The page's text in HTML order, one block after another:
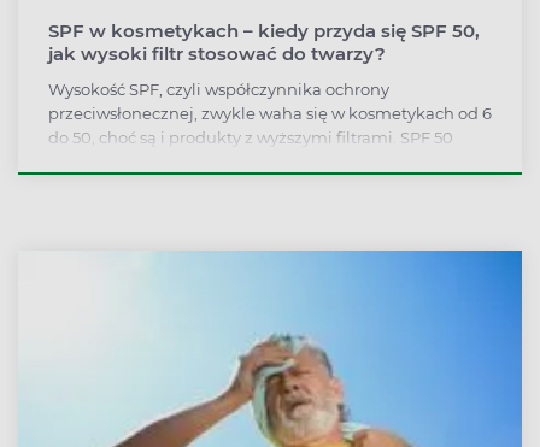
SPF w kosmetykach – kiedy przyda się SPF 50,
jak wysoki filtr stosować do twarzy?
Wysokość SPF, czyli współczynnika ochrony
przeciwsłonecznej, zwykle waha się w kosmetykach od 6
do 50, choć są i produkty z wyższymi filtrami. SPF 50